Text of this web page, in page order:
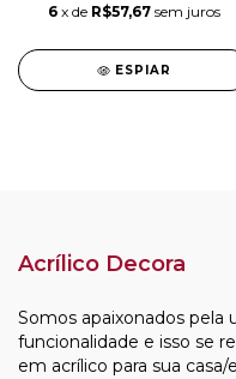
6 x de R$57,67 sem juros
ESPIAR
Acrílico Decora
Somos apaixonados pela
funcionalidade e isso se
em acrílico para sua casa/